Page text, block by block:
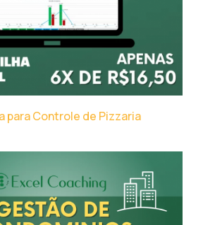
para Controle de Pizzaria